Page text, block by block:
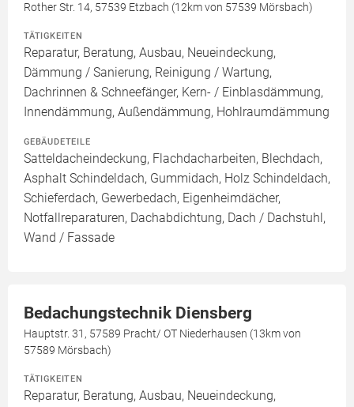
Rother Str. 14, 57539 Etzbach (12km von 57539 Mörsbach)
TÄTIGKEITEN
Reparatur, Beratung, Ausbau, Neueindeckung,
Dämmung / Sanierung, Reinigung / Wartung,
Dachrinnen & Schneefänger, Kern- / Einblasdämmung,
Innendämmung, Außendämmung, Hohlraumdämmung
GEBÄUDETEILE
Satteldacheindeckung, Flachdacharbeiten, Blechdach,
Asphalt Schindeldach, Gummidach, Holz Schindeldach,
Schieferdach, Gewerbedach, Eigenheimdächer,
Notfallreparaturen, Dachabdichtung, Dach / Dachstuhl,
Wand / Fassade
Bedachungstechnik Diensberg
Hauptstr. 31, 57589 Pracht/ OT Niederhausen (13km von
57589 Mörsbach)
TÄTIGKEITEN
Reparatur, Beratung, Ausbau, Neueindeckung,